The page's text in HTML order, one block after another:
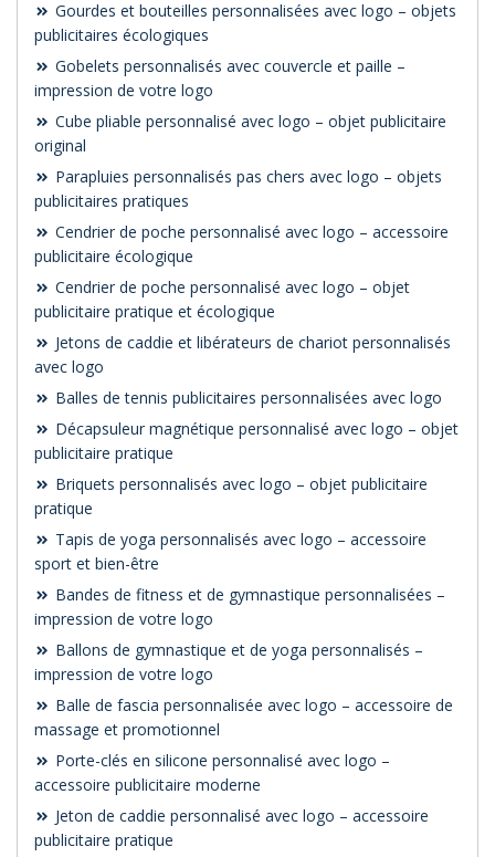
Gourdes et bouteilles personnalisées avec logo – objets
publicitaires écologiques
Gobelets personnalisés avec couvercle et paille –
impression de votre logo
Cube pliable personnalisé avec logo – objet publicitaire
original
Parapluies personnalisés pas chers avec logo – objets
publicitaires pratiques
Cendrier de poche personnalisé avec logo – accessoire
publicitaire écologique
Cendrier de poche personnalisé avec logo – objet
publicitaire pratique et écologique
Jetons de caddie et libérateurs de chariot personnalisés
avec logo
Balles de tennis publicitaires personnalisées avec logo
Décapsuleur magnétique personnalisé avec logo – objet
publicitaire pratique
Briquets personnalisés avec logo – objet publicitaire
pratique
Tapis de yoga personnalisés avec logo – accessoire
sport et bien-être
Bandes de fitness et de gymnastique personnalisées –
impression de votre logo
Ballons de gymnastique et de yoga personnalisés –
impression de votre logo
Balle de fascia personnalisée avec logo – accessoire de
massage et promotionnel
Porte-clés en silicone personnalisé avec logo –
accessoire publicitaire moderne
Jeton de caddie personnalisé avec logo – accessoire
publicitaire pratique